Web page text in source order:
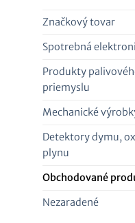
Značkový tovar
Spotrebná
Produkty
priemyslu
Mechanické
Detektory dymu,
plynu
Obchodované
Nezaradené